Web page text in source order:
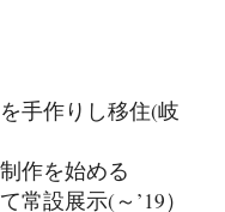
手作りし移住(岐
作を始める
常設展示(～’19）